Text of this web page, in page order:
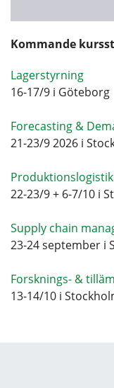
Kommande
Lagerstyrning
16-17/9 i Göteborg
Forecasting &
21-23/9 2026 i
22-23/9 + 6-7/10 i
Supply chain
23-24 september i
Forsknings- &
13-14/10 i